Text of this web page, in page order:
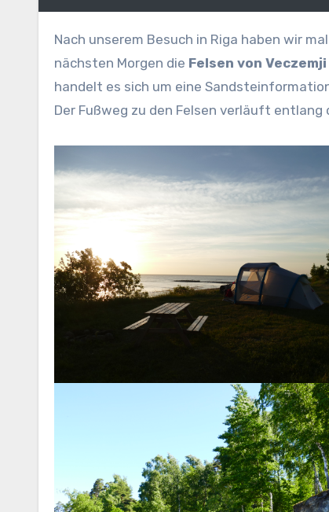
Nach unserem Besuch in Riga haben wir
nächsten Morgen die Felsen von Veczemji
handelt es sich um eine
Der Fußweg zu den Felsen verläuft entlang